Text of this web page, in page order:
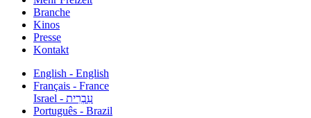
Branche
Kinos
Presse
Kontakt
English - English
Français - France
עִבְרִית - Israel
Português - Brazil